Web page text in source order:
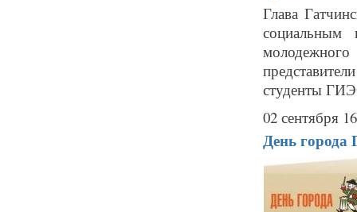
Глава
социальным
молодежного
студенты
02 сентября
День города